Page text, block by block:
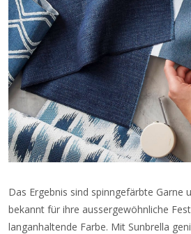
Das Ergebnis sind spinngefärbte Garne
bekannt für ihre aussergewöhnliche
langanhaltende Farbe. Mit Sunbrella